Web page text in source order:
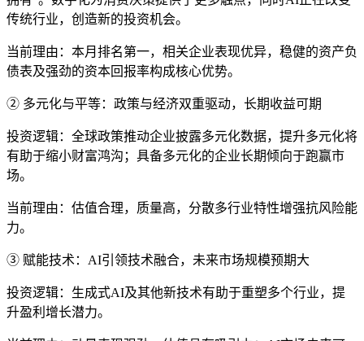
传统行业，创造新的投资机会。
当前理由：本月排名第一，相关企业表现优异，稳健的资产负
债表及强劲的资本回报率构成核心优势。
② 多元化与平等：政策与经济双重驱动，长期收益可期
投资逻辑：全球政策推动企业披露多元化数据，提升多元化将
有助于缩小财富鸿沟；具备多元化的企业长期倾向于跑赢市
场。
当前理由：估值合理，质量高，分散多行业特性增强抗风险能
力。
③ 赋能技术：AI引领技术融合，未来市场规模预期大
投资逻辑：生成式AI及其他新技术有助于重塑多个行业，提
升盈利增长潜力。